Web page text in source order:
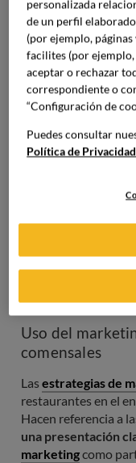
marketing, se
visual, emocional y
Cómo ayuda a
rentabilidad del
El marketing digital
cliente y potencia el
diferenciación con
narrativa de marca.
Estrategias
clientes en
Uso del
comensales
Las estrategias de
restaurantes en el
Hacen referencia a
una presentación
marketingcomo
personalizada
de un perfil
(por ejemplo,
facilites (por
aceptar o rechazar
correspondiente o
“Configuración de
Puedes consultar
Política de Privacidad